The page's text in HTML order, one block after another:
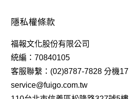
隱私權條款
福報文化股份有限公司
統編：70840105
客服聯繫：(02)8787-7828 分機17
service@fuigo.com.tw